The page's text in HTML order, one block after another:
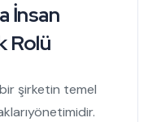
İnsan
Rolü
şirketin temel